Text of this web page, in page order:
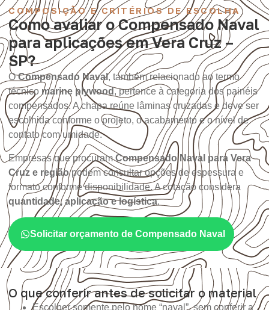
COMPOSIÇÃO E CRITÉRIOS DE ESCOLHA
Como avaliar o Compensado Naval
para aplicações em Vera Cruz –
SP?
OCompensado Naval, também relacionado ao termo
técnico marine plywood, pertence à categoria dos painéis
compensados. A chapa reúne lâminas cruzadas e deve ser
escolhida conforme o projeto, o acabamento e o nível de
contato com umidade.
Empresas que procuramCompensado Naval para Vera
Cruz e regiãopodem consultar opções de espessura e
formato conforme disponibilidade. A cotação considera
quantidade, aplicação e logística.
Solicitar orçamento de Compensado Naval
O que conferir antes de solicitar o material
Escolher somente pelo nome “naval”, sem conferir a